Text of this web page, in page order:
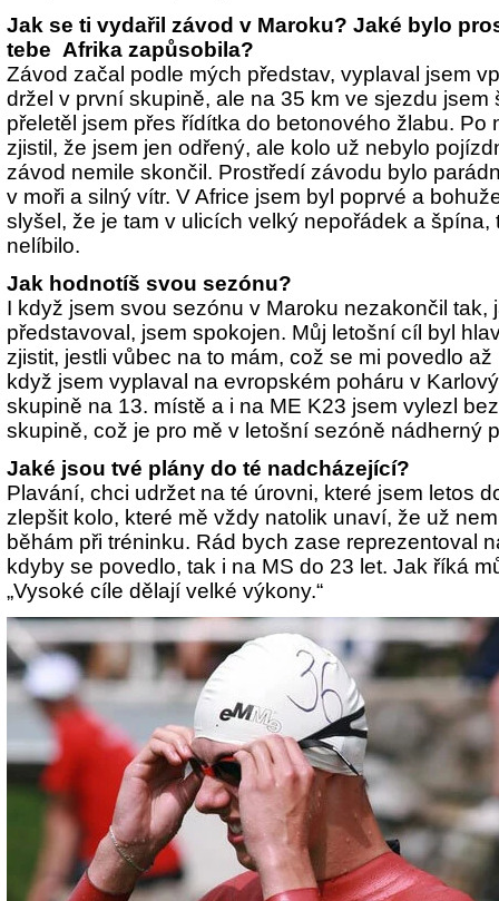
Jak se ti vydařil závod v Maroku? Jaké bylo
tebe Afrika zapůsobila?
Závod začal podle mých představ, vyplaval jsem
držel v první skupině, ale na 35 km ve sjezdu jsem
přeletěl jsem přes řídítka do betonového žlabu. Po
zjistil, že jsem jen odřený, ale kolo už nebylo
závod nemile skončil. Prostředí závodu bylo
v moři a silný vítr. V Africe jsem byl poprvé a
slyšel, že je tam v ulicích velký nepořádek a špína,
nelíbilo.
Jak hodnotíš svou sezónu?
I když jsem svou sezónu v Maroku nezakončil tak,
představoval, jsem spokojen. Můj letošní cíl byl
zjistit, jestli vůbec na to mám, což se mi povedlo
když jsem vyplaval na evropském poháru v
skupině na 13. místě a i na ME K23 jsem vylezl
skupině, což je pro mě v letošní sezóně nádherný
Jaké jsou tvé plány do té nadcházející?
Plavání, chci udržet na té úrovni, které jsem letos
zlepšit kolo, které mě vždy natolik unaví, že už
běhám při tréninku. Rád bych zase reprezentoval
kdyby se povedlo, tak i na MS do 23 let. Jak říká
„Vysoké cíle dělají velké výkony.“